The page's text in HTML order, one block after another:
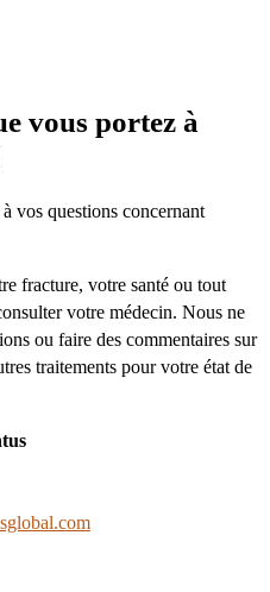
vous portez à
vos questions concernant
fracture, votre santé ou tout
votre médecin. Nous ne
ou faire des commentaires sur
traitements pour votre état de